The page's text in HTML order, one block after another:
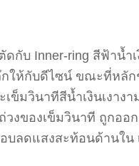
กับ Inner-ring สีฟ้าน้
ห้กับดีไซน์ ขณะที่หลักชั่
ข็มวินาทีสีน้ำเงินเงา
งของเข็มวินาที ถูกออ
อบลดแสงสะท้อนด้านใ